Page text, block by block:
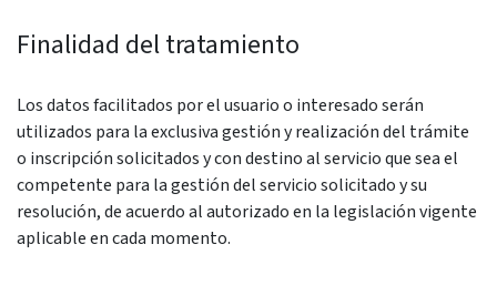
Finalidad del tratamiento
Los datos facilitados por el usuario o interesado serán
utilizados para la exclusiva gestión y realización del trámite
o inscripción solicitados y con destino al servicio que sea el
competente para la gestión del servicio solicitado y su
resolución, de acuerdo al autorizado en la legislación vigente
aplicable en cada momento.